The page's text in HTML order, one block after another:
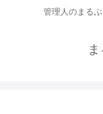
管理人のまる